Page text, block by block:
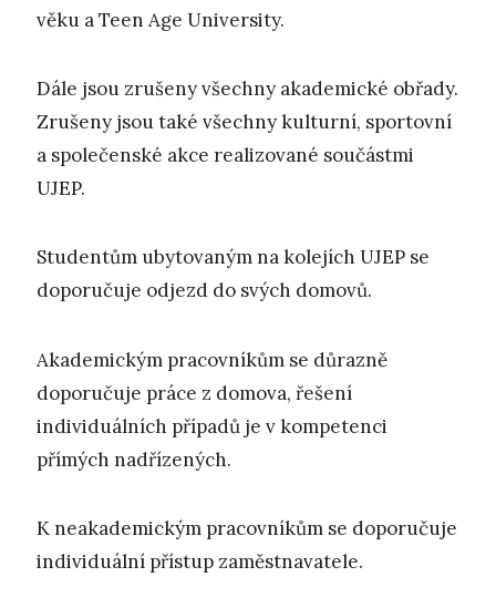
věku a Teen Age University.
Dále jsou zrušeny všechny akademické obřady.
Zrušeny jsou také všechny kulturní, sportovní
a společenské akce realizované součástmi
UJEP.
Studentům ubytovaným na kolejích UJEP se
doporučuje odjezd do svých domovů.
Akademickým pracovníkům se důrazně
doporučuje práce z domova, řešení
individuálních případů je v kompetenci
přímých nadřízených.
K neakademickým pracovníkům se doporučuje
individuální přístup zaměstnavatele.